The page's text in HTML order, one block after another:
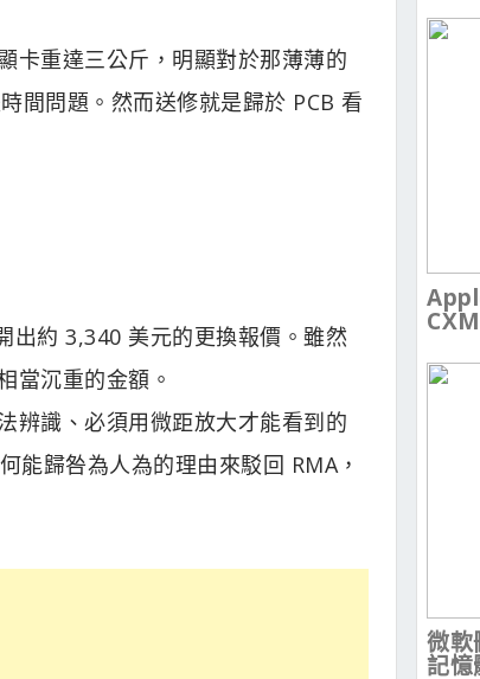
卡重達三公斤，明顯對於那薄薄的
間問題。然而送修就是歸於 PCB 看
出約 3,340 美元的更換報價。雖然
當沉重的金額。
辨識、必須用微距放大才能看到的
能歸咎為人為的理由來駁回 RMA，
微
記